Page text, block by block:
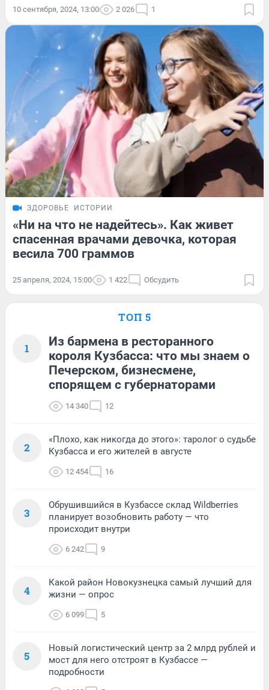
10 сентября, 2024, 13:00 2 026 1
ЗДОРОВЬЕ ИСТОРИИ
«Ни на что не надейтесь». Как живет
спасенная врачами девочка, которая
весила 700 граммов
25 апреля, 2024, 15:00 1 422 Обсудить
ТОП 5
1
Из бармена в ресторанного
короля Кузбасса: что мы знаем о
Печерском, бизнесмене,
спорящем с губернаторами
14 340 12
2
«Плохо, как никогда до этого»: таролог о судьбе
Кузбасса и его жителей в августе
12 454 16
3
Обрушившийся в Кузбассе склад Wildberries
планирует возобновить работу — что
происходит внутри
6 242 9
4
Какой район Новокузнецка самый лучший для
жизни — опрос
6 099 5
5
Новый логистический центр за 2 млрд рублей и
мост для него отстроят в Кузбассе —
подробности